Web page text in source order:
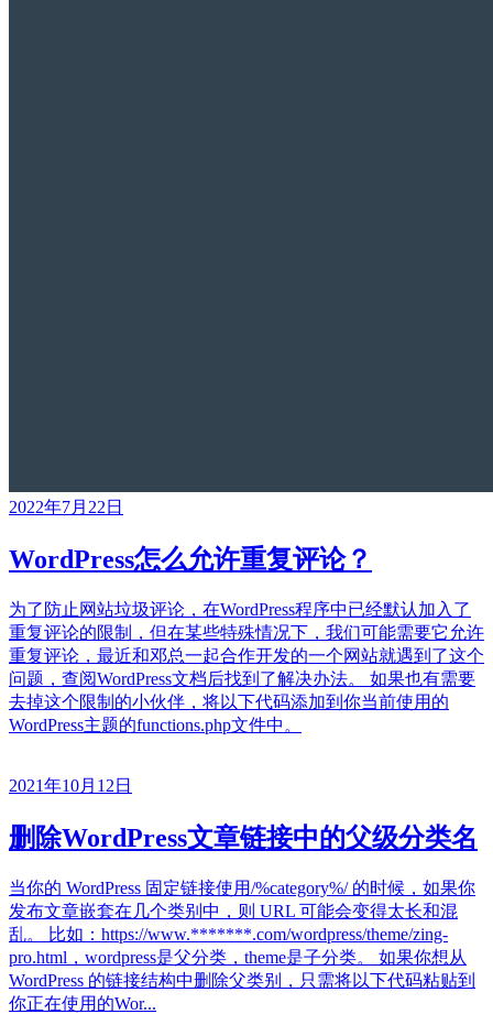
2022年7月22日
WordPress怎么允许重复评论？
为了防止网站垃圾评论，在WordPress程序中已经默认加入了
重复评论的限制，但在某些特殊情况下，我们可能需要它允许
重复评论，最近和邓总一起合作开发的一个网站就遇到了这个
问题，查阅WordPress文档后找到了解决办法。 如果也有需要
去掉这个限制的小伙伴，将以下代码添加到你当前使用的
WordPress主题的functions.php文件中。
2021年10月12日
删除WordPress文章链接中的父级分类名
当你的 WordPress 固定链接使用/%category%/ 的时候，如果你
发布文章嵌套在几个类别中，则 URL 可能会变得太长和混
乱。 比如：https://www.*******.com/wordpress/theme/zing-
pro.html，wordpress是父分类，theme是子分类。 如果你想从
WordPress 的链接结构中删除父类别，只需将以下代码粘贴到
你正在使用的Wor...